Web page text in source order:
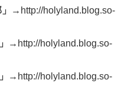
」→ http://holyland.blog.so-
→ http://holyland.blog.so-
→ http://holyland.blog.so-